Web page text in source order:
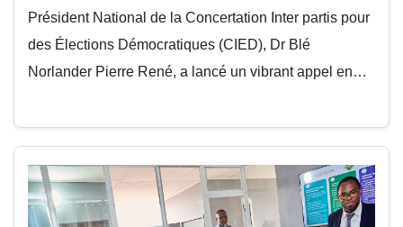
Président National de la Concertation Inter partis pour
des Élections Démocratiques (CIED), Dr Blé
Norlander Pierre René, a lancé un vibrant appel en…